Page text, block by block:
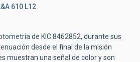
610 L12
de KIC 8462852, durante sus
desde el final de la misión
muestran una señal de color y son